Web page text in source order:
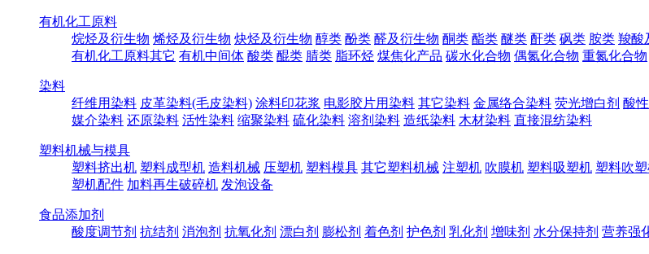
有机化工原料
烷烃及衍生物 烯烃及衍生物 炔烃及衍生物 醇类 酚类 醛及衍生物 酮类 酯类 醚类 酐类 砜类 胺类 羧酸
有机化工原料其它 有机中间体 酸类 醌类 腈类 脂环烃 煤焦化产品 碳水化合物 偶氮化合物 重氮化合物
染料
纤维用染料 皮革染料(毛皮染料) 涂料印花浆 电影胶片用染料 其它染料 金属络合染料 荧光增白剂 酸
媒介染料 还原染料 活性染料 缩聚染料 硫化染料 溶剂染料 造纸染料 木材染料 直接混纺染料
塑料机械与模具
塑料挤出机 塑料成型机 造料机械 压塑机 塑料模具 其它塑料机械 注塑机 吹膜机 塑料吸塑机 塑料吹
塑机配件 加料再生破碎机 发泡设备
食品添加剂
酸度调节剂 抗结剂 消泡剂 抗氧化剂 漂白剂 膨松剂 着色剂 护色剂 乳化剂 增味剂 水分保持剂 营养强